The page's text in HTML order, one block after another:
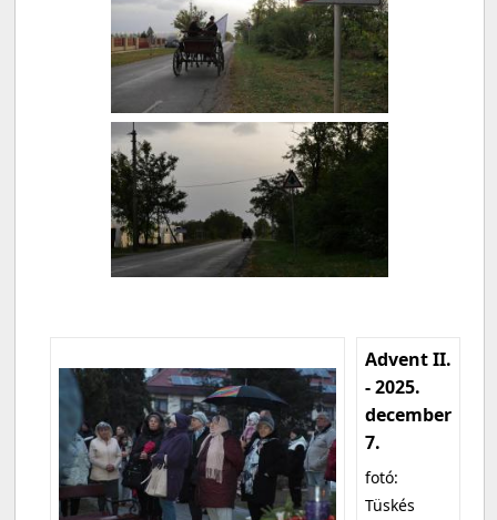
Advent II.
- 2025.
december
7.
fotó:
Tüskés